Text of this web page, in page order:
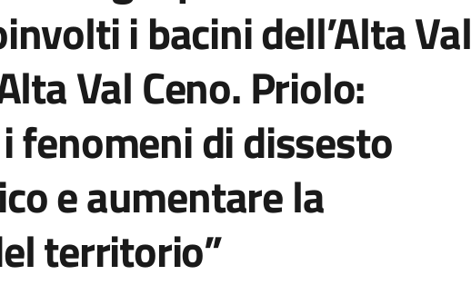
i bacini dell’Alta Val
Val Ceno. Priolo:
fenomeni di dissesto
e aumentare la
territorio”